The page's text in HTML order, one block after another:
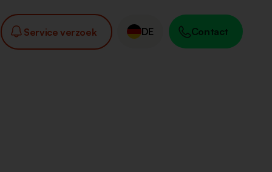
Service verzoek DE Contact